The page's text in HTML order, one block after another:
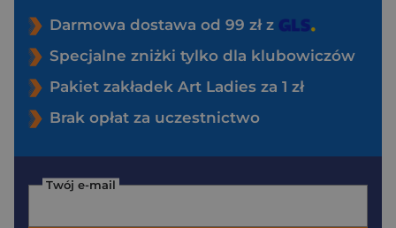
Darmowa dostawa od 99 zł z
Specjalne zniżki tylko dla klubowiczów
Pakiet zakładek Art Ladies za 1 zł
Brak opłat za uczestnictwo
Twój e-mail